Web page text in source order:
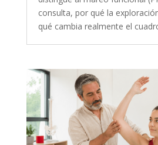
consulta, por qué la
qué cambia realmente el